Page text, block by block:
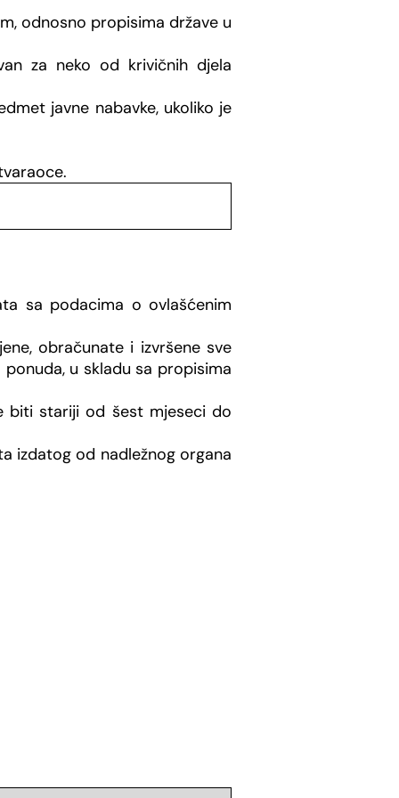
odnosno propisima države u
za neko od krivičnih djela
javne nabavke, ukoliko je
sa podacima o ovlašćenim
obračunate i izvršene sve
u skladu sa propisima
biti stariji od šest mjeseci do
izdatog od nadležnog organa